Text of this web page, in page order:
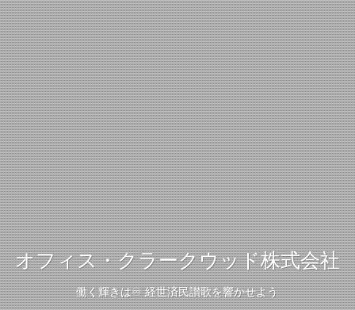
オフィス・クラークウッド株式会社
働く輝きは♾️ 経世済民讃歌を響かせよう